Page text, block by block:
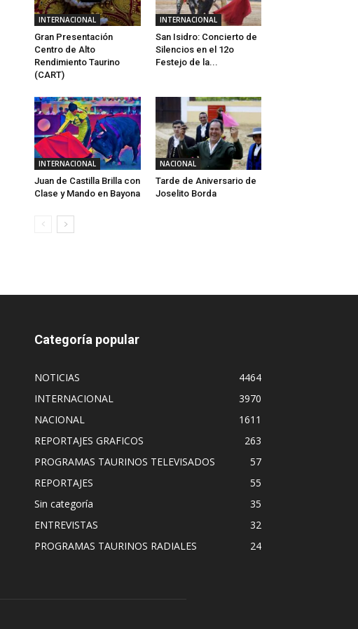
INTERNACIONAL
Gran Presentación
Centro de Alto
Rendimiento Taurino
(CART)
INTERNACIONAL
San Isidro: Concierto de
Silencios en el 12o
Festejo de la...
INTERNACIONAL
Juan de Castilla Brilla con
Clase y Mando en Bayona
NACIONAL
Tarde de Aniversario de
Joselito Borda
Categoría popular
NOTICIAS
4464
INTERNACIONAL
3970
NACIONAL
1611
REPORTAJES GRAFICOS
263
PROGRAMAS TAURINOS TELEVISADOS
57
REPORTAJES
55
Sin categoría
35
ENTREVISTAS
32
PROGRAMAS TAURINOS RADIALES
24